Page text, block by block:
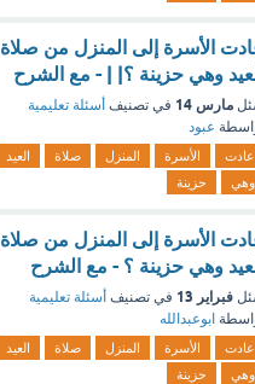
الأسرة إلى المنزل من صلاة
وهي حزينة ؟| | - مع الشرح
مارس 14 في تصنيف أسئلة تعليمية
عبود
عادت الأسرة المنزل صلاة
العيد
وهي
حزينة
الأسرة إلى المنزل من صلاة
وهي حزينة ؟ - مع الشرح
فبراير 13 في تصنيف أسئلة تعليمية
ابوعبدالله
عادت الأسرة المنزل صلاة
العيد
وهي
حزينة